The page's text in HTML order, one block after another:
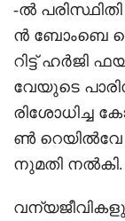
-ൽ
ൻ‍ ബോംബെ
റിട്ട് ഹർജി
വേയുടെ
രിശോധിച്ച
ൺ
നുമതി നൽകി.